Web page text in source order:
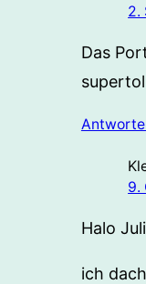
2.
Das
9.
Halo
ich